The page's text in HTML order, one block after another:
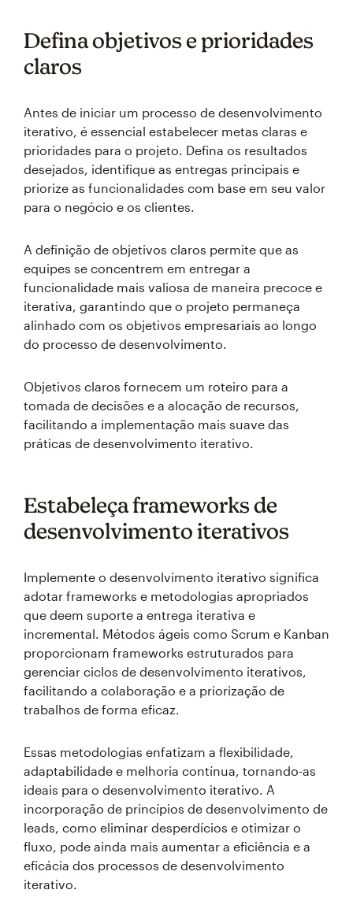
Defina objetivos e prioridades
claros
Antes de iniciar um processo de desenvolvimento
iterativo, é essencial estabelecer metas claras e
prioridades para o projeto. Defina os resultados
desejados, identifique as entregas principais e
priorize as funcionalidades com base em seu valor
para o negócio e os clientes.
A definição de objetivos claros permite que as
equipes se concentrem em entregar a
funcionalidade mais valiosa de maneira precoce e
iterativa, garantindo que o projeto permaneça
alinhado com os objetivos empresariais ao longo
do processo de desenvolvimento.
Objetivos claros fornecem um roteiro para a
tomada de decisões e a alocação de recursos,
facilitando a implementação mais suave das
práticas de desenvolvimento iterativo.
Estabeleça frameworks de
desenvolvimento iterativos
Implemente o desenvolvimento iterativo significa
adotar frameworks e metodologias apropriados
que deem suporte a entrega iterativa e
incremental. Métodos ágeis como Scrum e Kanban
proporcionam frameworks estruturados para
gerenciar ciclos de desenvolvimento iterativos,
facilitando a colaboração e a priorização de
trabalhos de forma eficaz.
Essas metodologias enfatizam a flexibilidade,
adaptabilidade e melhoria contínua, tornando-as
ideais para o desenvolvimento iterativo. A
incorporação de princípios de desenvolvimento de
leads, como eliminar desperdícios e otimizar o
fluxo, pode ainda mais aumentar a eficiência e a
eficácia dos processos de desenvolvimento
iterativo.